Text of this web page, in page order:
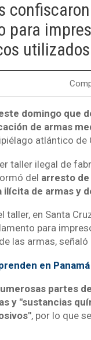
para
domingo que
de armas
atlántico de
taller ilegal de
del arresto
de armas y
taller, en Santa
para
las armas, señaló
en
partes
y "sustancias
, por lo que